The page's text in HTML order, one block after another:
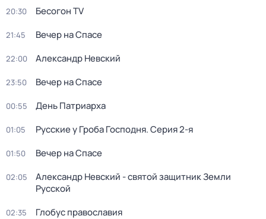
20:30 Бесогон TV
21:45 Вечер на Спасе
22:00 Александр Невский
23:50 Вечер на Спасе
00:55 День Патриарха
01:05 Русcкие у Грoба Господня. Серия 2-я
01:50 Вечер на Спасе
02:05
Александр Невский - святой защитник Земли
Русской
02:35 Глобус православия